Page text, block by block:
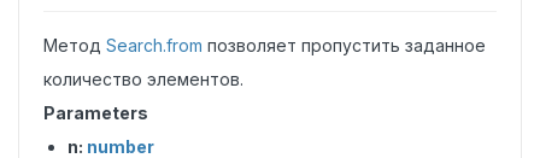
Метод Search.from позволяет пропустить заданное
количество элементов.
Parameters
n: number